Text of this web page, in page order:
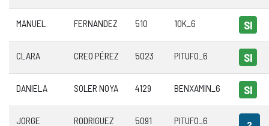
MANUEL FERNANDEZ 510 10K_6 SI
CLARA CREO PÉREZ 5023 PITUFO_6 SI
DANIELA SOLER NOYA 4129 BENXAMIN_6 SI
JORGE
RODRIGUEZ
5091 PITUFO_6